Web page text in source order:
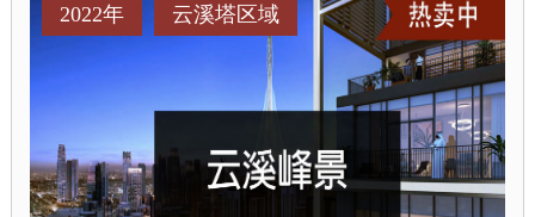
2022年 云溪塔区域